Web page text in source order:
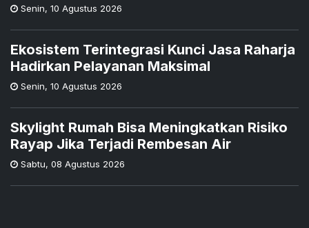
Senin, 10 Agustus 2026
Ekosistem Terintegrasi Kunci Jasa Raharja
Hadirkan Pelayanan Maksimal
Senin, 10 Agustus 2026
Skylight Rumah Bisa Meningkatkan Risiko
Rayap Jika Terjadi Rembesan Air
Sabtu, 08 Agustus 2026